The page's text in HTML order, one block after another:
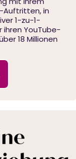
Auftritten, in
1-zu-1-
YouTube-
18 Millionen